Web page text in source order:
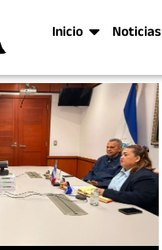
Inicio Noticias